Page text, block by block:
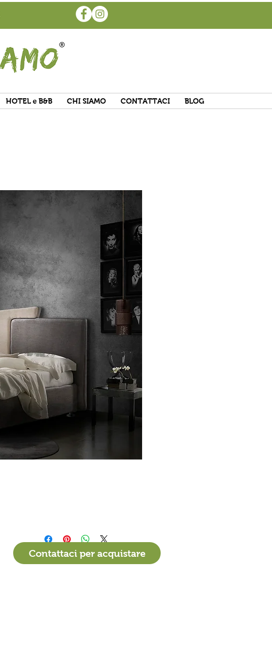
HOTEL e B&B CHI SIAMO CONTATTACI BLOG
Contattaci per acquistare